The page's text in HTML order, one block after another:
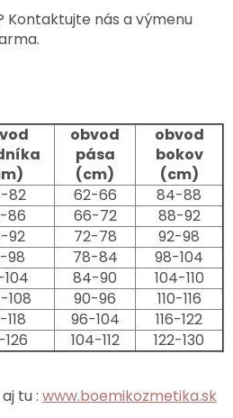
Kontaktujte nás a výmenu
obvod
pása
(cm)
obvod
bokov
(cm)
82 62-66
84-88
86 66-72
88-92
92 72-78
92-98
98 78-84
98-104
84-90
104-110
108 90-96
110-116
118 96-104
116-122
126 104-112 122-130
tu : www.boemikozmetika.sk